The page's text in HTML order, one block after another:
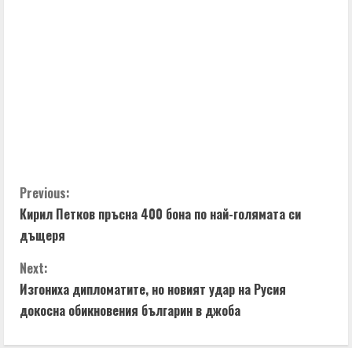
C
o
n
t
i
Previous:
Кирил Петков пръсна 400 бона по най-голямата си
дъщеря
Next:
Изгониха дипломатите, но новият удар на Русия
докосна обикновения българин в джоба